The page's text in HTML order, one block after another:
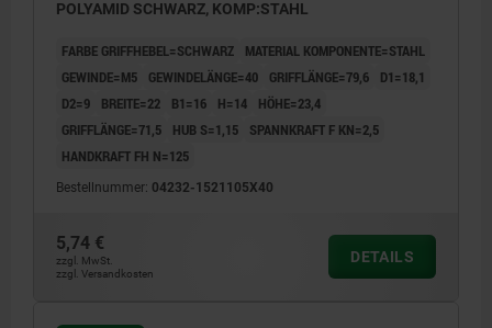
POLYAMID SCHWARZ, KOMP:STAHL
FARBE GRIFFHEBEL=SCHWARZ
MATERIAL KOMPONENTE=STAHL
GEWINDE=M5
GEWINDELÄNGE=40 GRIFFLÄNGE=79,6
D1=18,1
D2=9
BREITE=22 B1=16 H=14
HÖHE=23,4
GRIFFLÄNGE=71,5
HUB S=1,15
SPANNKRAFT F KN=2,5
HANDKRAFT FH N=125
Bestellnummer: 04232-1521105X40
5,74 €
zzgl. MwSt.
zzgl. Versandkosten
DETAILS